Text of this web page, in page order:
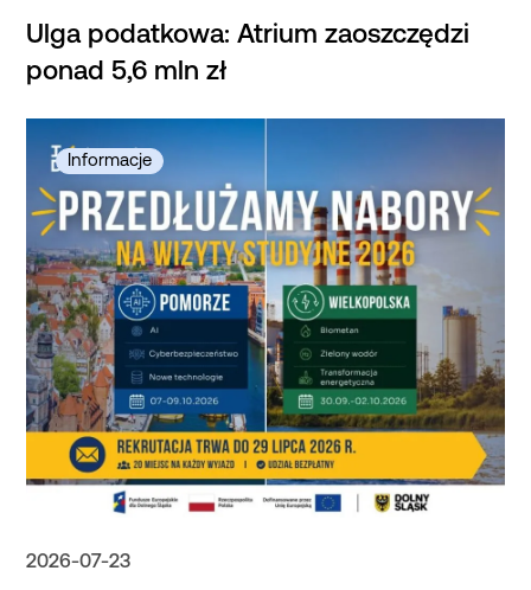
Ulga podatkowa: Atrium zaoszczędzi
ponad 5,6 mln zł
2026-07-23